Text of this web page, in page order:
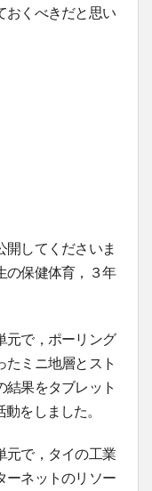
おくべきだと思い
してくださいま
の保健体育，３年
元で，ポーリング
ミニ地層とスト
結果をタブレット
をしました。
元で，タイの工業
ーネットのリソー